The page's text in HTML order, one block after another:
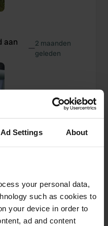
Ad Settings About
your personal data,
such as cookies to
your device in order to
ad and content
aan
—2 maanden
geleden
aan 2 maanden